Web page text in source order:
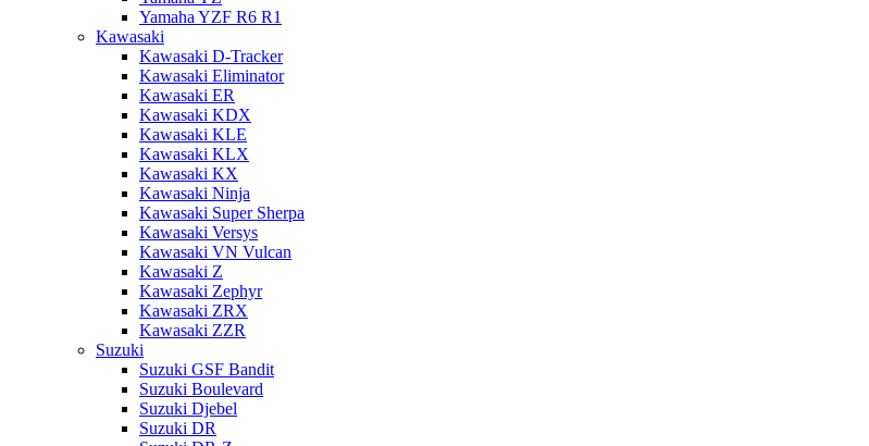
Yamaha YZF R6 R1
Kawasaki
Kawasaki D-Tracker
Kawasaki Eliminator
Kawasaki ER
Kawasaki KDX
Kawasaki KLE
Kawasaki KLX
Kawasaki KX
Kawasaki Ninja
Kawasaki Super Sherpa
Kawasaki Versys
Kawasaki VN Vulcan
Kawasaki Z
Kawasaki Zephyr
Kawasaki ZRX
Kawasaki ZZR
Suzuki
Suzuki GSF Bandit
Suzuki Boulevard
Suzuki Djebel
Suzuki DR